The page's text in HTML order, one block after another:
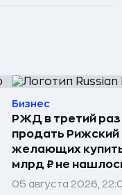
Бизнес
РЖД в третий
продать Рижский
желающих
млрд ₽ не
05 августа 2026,